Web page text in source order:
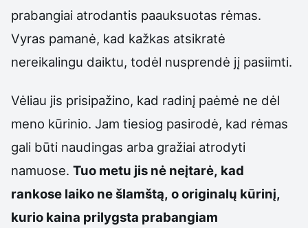
prabangiai atrodantis paauksuotas rėmas.
Vyras pamanė, kad kažkas atsikratė
nereikalingu daiktu, todėl nusprendė jį pasiimti.
Vėliau jis prisipažino, kad radinį paėmė ne dėl
meno kūrinio. Jam tiesiog pasirodė, kad rėmas
gali būti naudingas arba gražiai atrodyti
namuose. Tuo metu jis nė neįtarė, kad
rankose laiko ne šlamštą, o originalų kūrinį,
kurio kaina prilygsta prabangiam